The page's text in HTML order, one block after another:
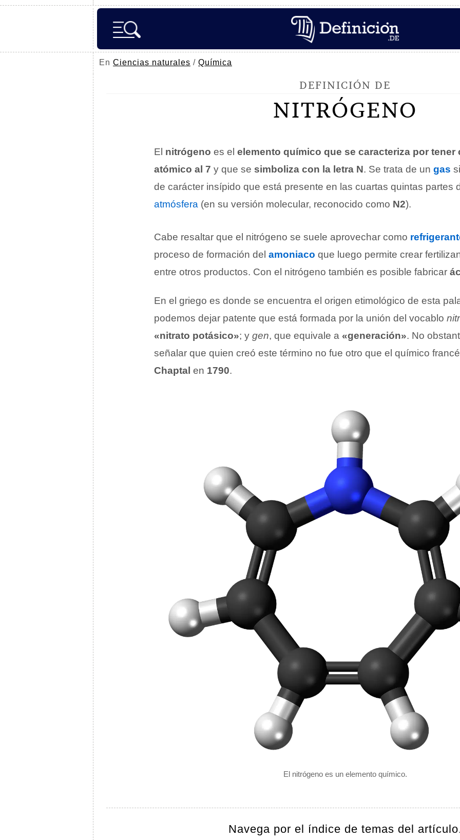
En Ciencias naturales / Química
DEFINICIÓN DE
NITRÓGENO
El nitrógeno es un elemento químico.
El nitrógeno es el elemento químico que se caracteriza por tener
atómico al 7 y que se simboliza con la letra N. Se trata de un gas
de carácter insípido que está presente en las cuartas quintas partes
atmósfera (en su versión molecular, reconocido como N2).
Cabe resaltar que el nitrógeno se suele aprovechar como
proceso de formación del amoniaco que luego permite crear
entre otros productos. Con el nitrógeno también es posible fabricar
En el griego es donde se encuentra el origen etimológico de esta
podemos dejar patente que está formada por la unión del vocablo
«nitrato potásico»; y gen, que equivale a «generación». No
señalar que quien creó este término no fue otro que el químico
Chaptal en 1790.
Navega por el índice de temas del